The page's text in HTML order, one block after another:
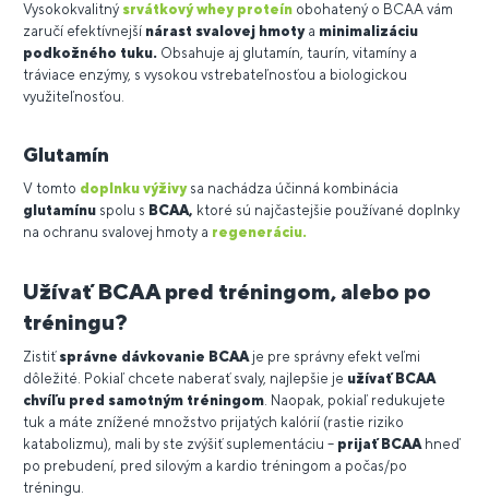
Vysokokvalitný srvátkový whey proteín obohatený o BCAA vám
zaručí efektívnejší nárast svalovej hmoty a minimalizáciu
podkožného tuku. Obsahuje aj glutamín, taurín, vitamíny a
tráviace enzýmy, s vysokou vstrebateľnosťou a biologickou
využiteľnosťou.
Glutamín
V tomto doplnku výživysa nachádza účinná kombinácia
glutamínu spolu s BCAA, ktoré sú najčastejšie používané doplnky
na ochranu svalovej hmoty a regeneráciu.
Užívať BCAA pred tréningom, alebo po
tréningu?
Zistiť správne dávkovanie BCAAje pre správny efekt veľmi
dôležité. Pokiaľ chcete naberať svaly, najlepšie je užívať BCAA
chvíľu pred samotným tréningom. Naopak, pokiaľ redukujete
tuk a máte znížené množstvo prijatých kalórií (rastie riziko
katabolizmu), mali by ste zvýšiť suplementáciu – prijať BCAAhneď
po prebudení, pred silovým a kardio tréningom a počas/po
tréningu.